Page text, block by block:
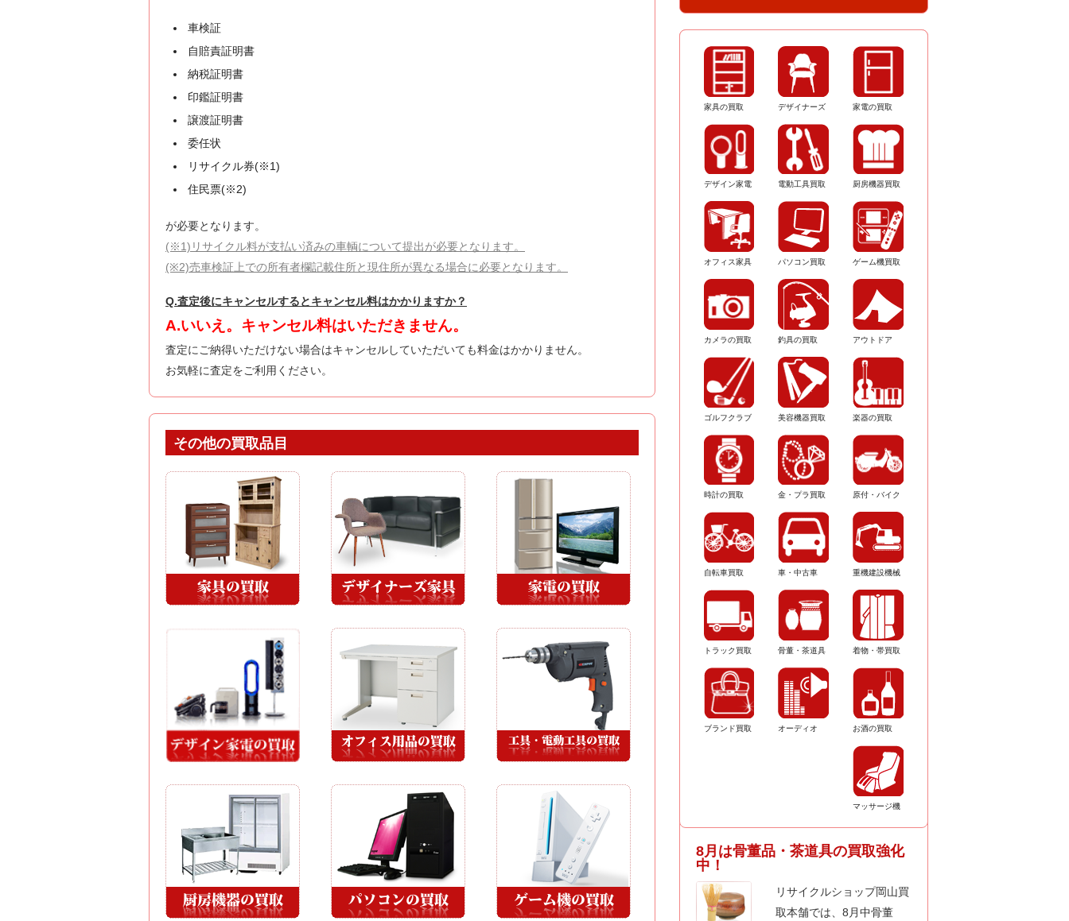
車検証
自賠責証明書
納税証明書
印鑑証明書
譲渡証明書
委任状
リサイクル券(※1)
住民票(※2)
が必要となります。
(※1)リサイクル料が支払い済みの車輌について提出が必要となります。
(※2)売車検証上での所有者欄記載住所と現住所が異なる場合に必要となります。
Q.査定後にキャンセルするとキャンセル料はかかりますか？
A.いいえ。キャンセル料はいただきません。
査定にご納得いただけない場合はキャンセルしていただいても料金はかかりません。
お気軽に査定をご利用ください。
その他の買取品目
家具の買取 デザイナーズ 家電の買取
デザイン家電 電動工具買取 厨房機器買取
オフィス家具 パソコン買取 ゲーム機買取
カメラの買取 釣具の買取 アウトドア
ゴルフクラブ 美容機器買取 楽器の買取
時計の買取 金・プラ買取 原付・バイク
自転車買取 車・中古車 重機建設機械
トラック買取 骨董・茶道具 着物・帯買取
ブランド買取 オーディオ お酒の買取
マッサージ機
8月は骨董品・茶道具の買取強化
中！
リサイクルショップ岡山買
取本舗では、8月中骨董